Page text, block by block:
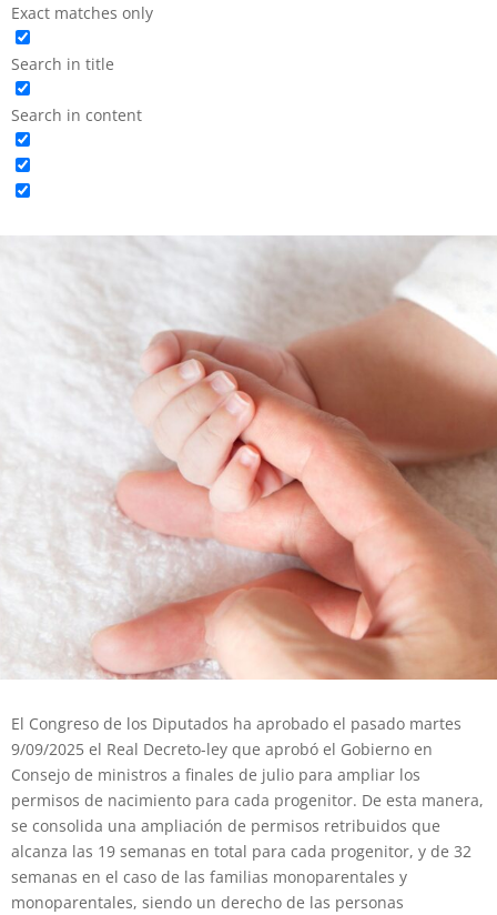
Exact matches only
Search in title
Search in content
El Congreso de los Diputados ha aprobado el pasado martes
9/09/2025 el Real Decreto-ley que aprobó el Gobierno en
Consejo de ministros a finales de julio para ampliar los
permisos de nacimiento para cada progenitor. De esta manera,
se consolida una ampliación de permisos retribuidos que
alcanza las 19 semanas en total para cada progenitor, y de 32
semanas en el caso de las familias monoparentales y
monoparentales, siendo un derecho de las personas